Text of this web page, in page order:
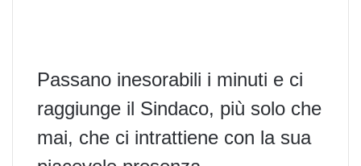
Passano inesorabili i minuti e ci
raggiunge il Sindaco, più solo che
mai, che ci intrattiene con la sua